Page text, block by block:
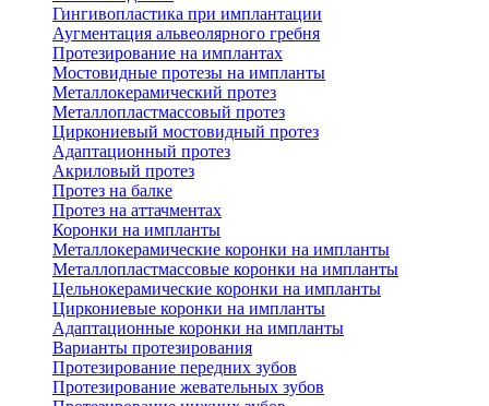
Гингивопластика при имплантации
Аугментация альвеолярного гребня
Протезирование на имплантах
Мостовидные протезы на импланты
Металлокерамический протез
Металлопластмассовый протез
Циркониевый мостовидный протез
Адаптационный протез
Акриловый протез
Протез на балке
Протез на аттачментах
Коронки на импланты
Металлокерамические коронки на импланты
Металлопластмассовые коронки на импланты
Цельнокерамические коронки на импланты
Циркониевые коронки на импланты
Адаптационные коронки на импланты
Варианты протезирования
Протезирование передних зубов
Протезирование жевательных зубов